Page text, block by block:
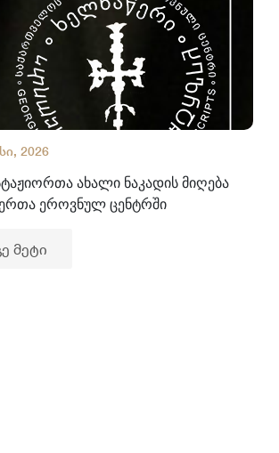
2026
ახალი ნაკადის მიღება
ეროვნულ ცენტრში
მეტი